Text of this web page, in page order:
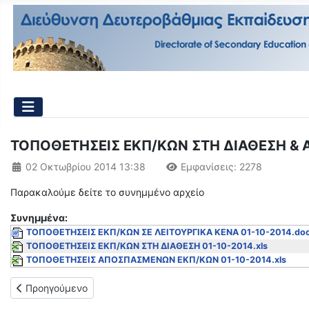
ΤΟΠΟΘΕΤΗΣΕΙΣ ΕΚΠ/ΚΩΝ ΣΤΗ ΔΙΑΘΕΣΗ &
Λεπτομέρειες
02 Οκτωβρίου 2014 13:38 Εμφανίσεις: 2278
Παρακαλούμε δείτε το συνημμένο αρχείο
Συνημμένα:
ΤΟΠΟΘΕΤΗΣΕΙΣ ΕΚΠ/ΚΩΝ ΣΕ ΛΕΙΤΟΥΡΓΙΚΑ ΚΕΝΑ 01-10-
ΤΟΠΟΘΕΤΗΣΕΙΣ ΕΚΠ/ΚΩΝ ΣΤΗ ΔΙΑΘΕΣΗ 01-10-2014.xls
ΤΟΠΟΘΕΤΗΣΕΙΣ ΑΠΟΣΠΑΣΜΕΝΩΝ ΕΚΠ/ΚΩΝ 01-10-2014.xls
Προηγούμενο άρθρο: ΤΟΠΟΘΕΤΗΣΕΙΣ ΕΚΠΑΙΔΕΥΤΙΚΩΝ ΓΙΑ
Προηγούμενο